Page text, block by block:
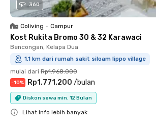
360
Coliving • Campur
Kost Rukita Bromo 30 & 32 Karawaci
Bencongan, Kelapa Dua
1.1 km dari rumah sakit siloam lippo village
mulai dari Rp1.968.000
-10% Rp1.771.200 /bulan
Diskon sewa min. 12 Bulan
Lihat info lebih banyak